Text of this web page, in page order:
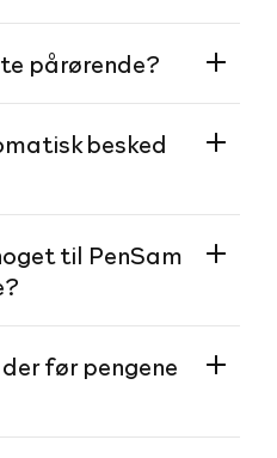
pårørende?
besked
til PenSam
før pengene